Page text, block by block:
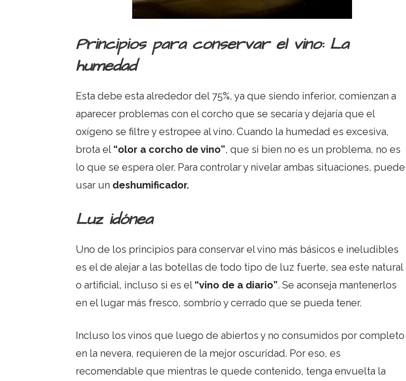
Principios para conservar el vino: La
humedad
Esta debe esta alrededor del 75%, ya que siendo inferior, comienzan a
aparecer problemas con el corcho que se secaría y dejaría que el
oxígeno se filtre y estropee al vino. Cuando la humedad es excesiva,
brota el “olor a corcho de vino”, que si bien no es un problema, no es
lo que se espera oler. Para controlar y nivelar ambas situaciones, puede
usar un deshumificador.
Luz idónea
Uno de los principios para conservar el vino más básicos e ineludibles
es el de alejar a las botellas de todo tipo de luz fuerte, sea este natural
o artificial, incluso si es el “vino de a diario”. Se aconseja mantenerlos
en el lugar más fresco, sombrío y cerrado que se pueda tener.
Incluso los vinos que luego de abiertos y no consumidos por completo
en la nevera, requieren de la mejor oscuridad. Por eso, es
recomendable que mientras le quede contenido, tenga envuelta la